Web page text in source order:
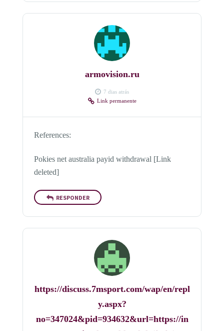
armovision.ru
7 dias atrás
Link permanente
References:
Pokies net australia payid withdrawal [Link
deleted]
RESPONDER
https://discuss.7msport.com/wap/en/repl
y.aspx?
no=347024&pid=934632&url=https://in